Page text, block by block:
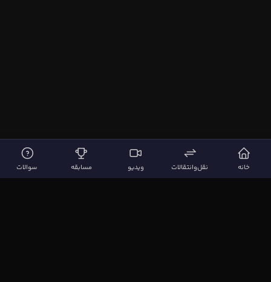
خانه نقل‌وانتقالات ویدیو مسابقه سوالات